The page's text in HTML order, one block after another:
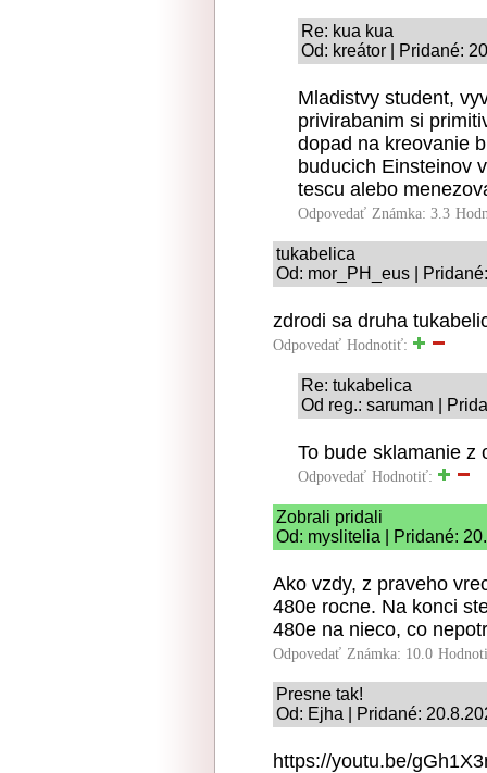
Re: kua kua
Od: kreátor | Pridané:
Mladistvy student,
privirabanim si
dopad na kreovanie
buducich Einsteinov
tescu alebo
Odpovedať Známka: 3.3
tukabelica
Od: mor_PH_eus |
zdrodi sa druha
Odpovedať Hodnotiť:
Re: tukabelica
Od reg.: saruman |
To bude sklamanie z
Odpovedať Hodnotiť:
Zobrali pridali
Od: myslitelia | Pridané:
Ako vzdy, z praveho
480e rocne. Na konci
480e na nieco, co
Odpovedať Známka: 10.0
Presne tak!
Od: Ejha | Pridané:
https://youtu.be/